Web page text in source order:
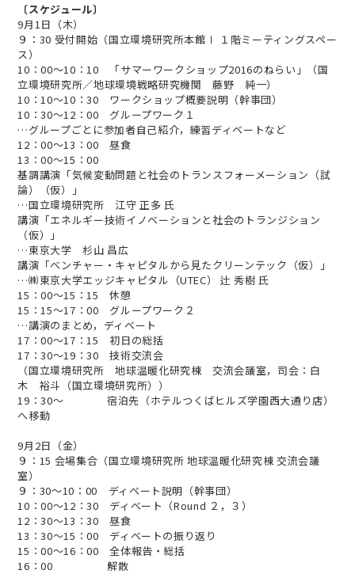
〔スケジュール〕
9月1日（木）
９：30 受付開始（国立環境研究所本館Ⅰ １階ミーティングスペー
ス）
10：00～10：10 「サマーワークショップ2016のねらい」（国
立環境研究所／地球環境戦略研究機関 藤野 純一）
10：10～10：30 ワークショップ概要説明（幹事団）
10：30～12：00 グループワーク１
…グループごとに参加者自己紹介，練習ディベートなど
12：00～13：00 昼食
13：00～15：00
基調講演「気候変動問題と社会のトランスフォーメーション（試
論）（仮）」
…国立環境研究所 江守 正多 氏
講演「エネルギー技術イノベーションと社会のトランジション
（仮）」
…東京大学 杉山 昌広
講演「ベンチャー・キャピタルから見たクリーンテック（仮）」
…㈱東京大学エッジキャピタル（UTEC） 辻 秀樹 氏
15：00～15：15 休憩
15：15～17：00 グループワーク２
…講演のまとめ，ディベート
17：00～17：15 初日の総括
17：30～19：30 技術交流会
（国立環境研究所 地球温暖化研究棟 交流会議室，司会：白
木 裕斗（国立環境研究所））
19：30～ 宿泊先（ホテルつくばヒルズ学園西大通り店）
へ移動
9月2日（金）
９：15 会場集合（国立環境研究所 地球温暖化研究棟 交流会議
室）
９：30～10：00 ディベート説明（幹事団）
10：00～12：30 ディベート（Round ２，３）
12：30～13：30 昼食
13：30～15：00 ディベートの振り返り
15：00～16：00 全体報告・総括
16：00 解散